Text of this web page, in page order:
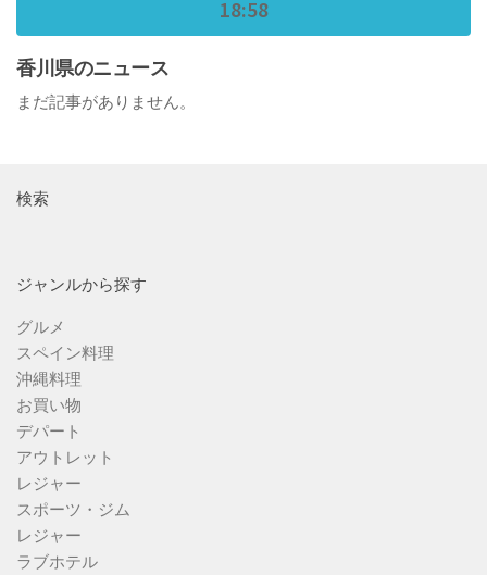
18:58
香川県のニュース
まだ記事がありません。
検索
ジャンルから探す
グルメ
スペイン料理
沖縄料理
お買い物
デパート
アウトレット
レジャー
スポーツ・ジム
レジャー
ラブホテル